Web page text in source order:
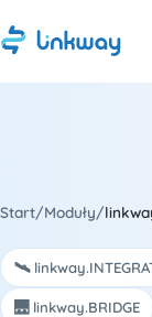
Start/Moduły/
🛰️
🌉 linkway.BRIDGE